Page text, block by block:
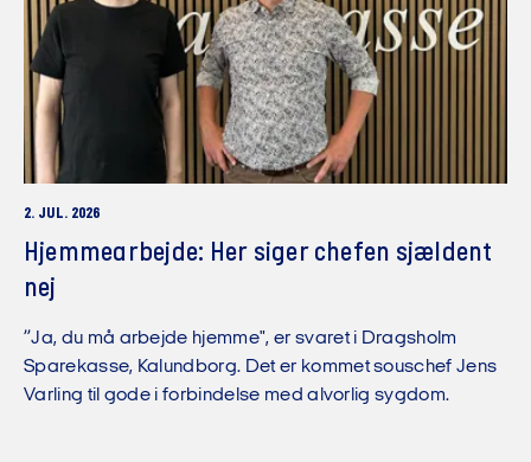
2. JUL. 2026
Hjemmearbejde: Her siger chefen sjældent
nej
”Ja, du må arbejde hjemme", er svaret i Dragsholm
Sparekasse, Kalundborg. Det er kommet souschef Jens
Varling til gode i forbindelse med alvorlig sygdom.